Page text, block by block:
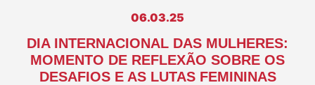
06.03.25
DIA INTERNACIONAL DAS MULHERES:
MOMENTO DE REFLEXÃO SOBRE OS
DESAFIOS E AS LUTAS FEMININAS